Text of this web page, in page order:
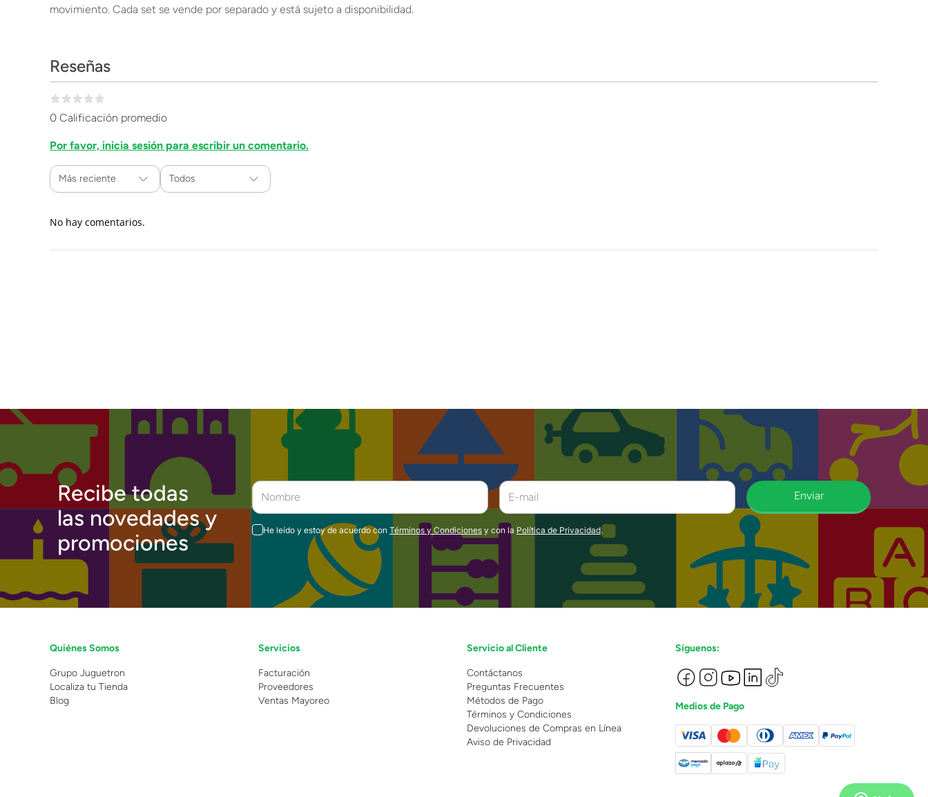
movimiento. Cada set se vende por separado y está sujeto a disponibilidad.
Reseñas
0 Calificación promedio
Por favor, inicia sesión para escribir un comentario.
Más reciente Todos
No hay comentarios.
Recibe todas
las novedades y
promociones
Enviar
He leído y estoy de acuerdo con Términos y Condiciones y con la Política de Privacidad.
Quiénes Somos
Grupo Juguetron
Localiza tu Tienda
Blog
Servicios
Facturación
Proveedores
Ventas Mayoreo
Servicio al Cliente
Contáctanos
Preguntas Frecuentes
Métodos de Pago
Términos y Condiciones
Devoluciones de Compras en Línea
Aviso de Privacidad
Síguenos:
Medios de Pago